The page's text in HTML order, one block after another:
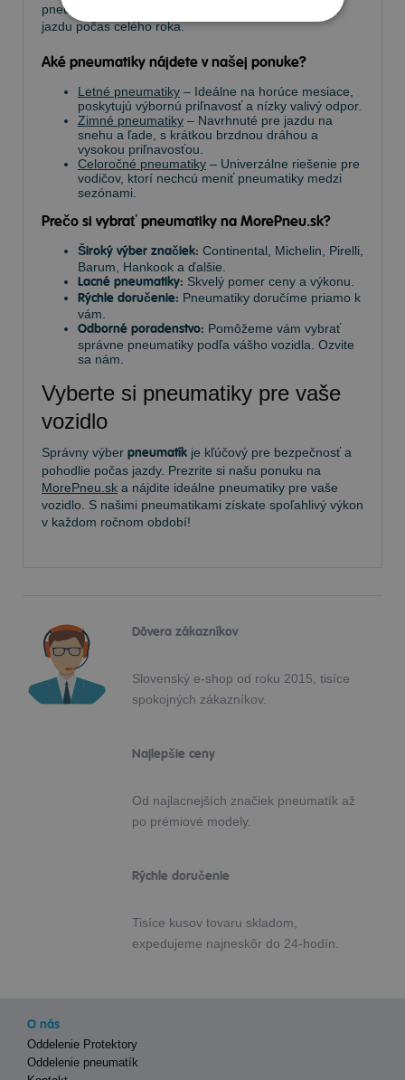
pneumatiky za výhodné ceny a užívajte si bezpečnú
jazdu počas celého roka.
Aké pneumatiky nájdete v našej ponuke?
Letné pneumatiky – Ideálne na horúce mesiace,
poskytujú výbornú priľnavosť a nízky valivý odpor.
Zimné pneumatiky – Navrhnuté pre jazdu na
snehu a ľade, s krátkou brzdnou dráhou a
vysokou priľnavosťou.
Celoročné pneumatiky – Univerzálne riešenie pre
vodičov, ktorí nechcú meniť pneumatiky medzi
sezónami.
Prečo si vybrať pneumatiky na MorePneu.sk?
Široký výber značiek: Continental, Michelin, Pirelli,
Barum, Hankook a ďalšie.
Lacné pneumatiky: Skvelý pomer ceny a výkonu.
Rýchle doručenie: Pneumatiky doručíme priamo k
vám.
Odborné poradenstvo: Pomôžeme vám vybrať
správne pneumatiky podľa vášho vozidla. Ozvite
sa nám.
Vyberte si pneumatiky pre vaše
vozidlo
Správny výber pneumatík je kľúčový pre bezpečnosť a
pohodlie počas jazdy. Prezrite si našu ponuku na
MorePneu.sk a nájdite ideálne pneumatiky pre vaše
vozidlo. S našimi pneumatikami získate spoľahlivý výkon
v každom ročnom období!
Dôvera zákazníkov
Slovenský e-shop od roku 2015, tisíce
spokojných zákazníkov.
Najlepšie ceny
Od najlacnejších značiek pneumatík až
po prémiové modely.
Rýchle doručenie
Tisíce kusov tovaru skladom,
expedujeme najneskôr do 24-hodín.
O nás
Oddelenie Protektory
Oddelenie pneumatík